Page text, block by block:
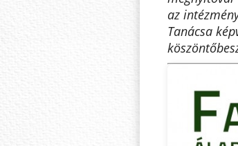
az
Tanácsa